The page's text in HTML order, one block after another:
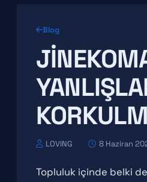
Blog
LOVING 8 Haziran
Topluluk içinde belki